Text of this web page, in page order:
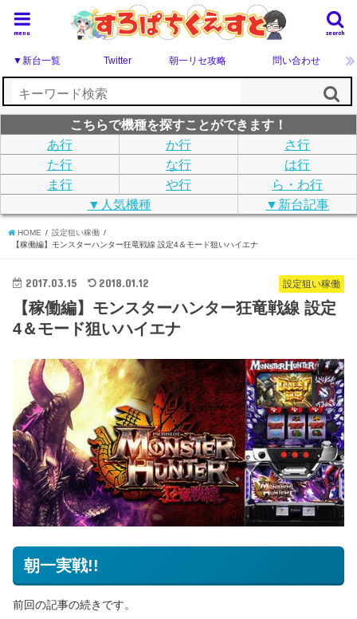
search
menu
▼新台一覧 Twitter 朝一リセ攻略 問い合わせ
こちらで機種を探すことができます！
あ行
か行
さ行
た行
な行
は行
ま行
や行
ら・わ行
▼人気機種
▼新台記事
HOME
設定狙い稼働
【稼働編】モンスターハンター狂竜戦線 設定4＆モード狙いハイエナ
設定狙い稼働
2017.03.15 2018.01.12
【稼働編】モンスターハンター狂竜戦線 設定
4＆モード狙いハイエナ
朝一実戦!!
前回の記事の続きです。